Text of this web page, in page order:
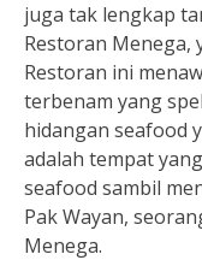
juga tak lengkap
Restoran Menega,
Restoran ini
terbenam yang
hidangan seafood
adalah tempat
seafood sambil
Pak Wayan,
Menega.